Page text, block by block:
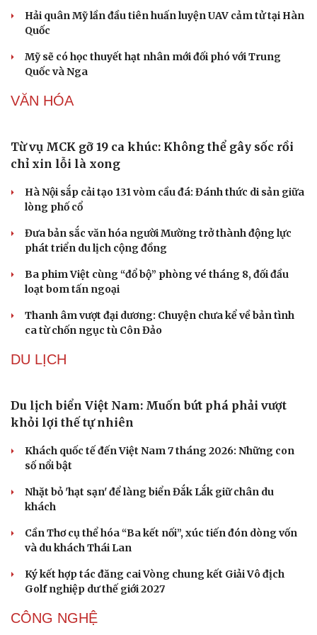
Vĩnh Long kiểm tra phát hiện 17 trường hợp kinh doanh
vàng, bạc, đá quý vi phạm
Giá bạc hôm nay: Giá bạc trong nước lên mức hơn 62
triệu đồng/kg
Giá vàng hôm nay 6/8: Vàng SJC tăng lên 140,3 - 143,3
QUÂN SỰ - QUỐC PHÒNG
Phê duyệt Kế hoạch bồi dưỡng kiến thức quốc
phòng và an ninh cho đối tượng 1
Bế mạc Vòng Chung kết Hội thao Công an Nhân dân
năm 2026
Tăng cường tuyên truyền, bảo vệ vững chắc biên giới
Việt Nam – Campuchia
Hải quân Mỹ lần đầu tiên huấn luyện UAV cảm tử tại Hàn
Quốc
Mỹ sẽ có học thuyết hạt nhân mới đối phó với Trung
VĂN HÓA
Từ vụ MCK gỡ 19 ca khúc: Không thể gây sốc rồi
chỉ xin lỗi là xong
Hà Nội sắp cải tạo 131 vòm cầu đá: Đánh thức di sản giữa
lòng phố cổ
Đưa bản sắc văn hóa người Mường trở thành động lực
phát triển du lịch cộng đồng
Ba phim Việt cùng “đổ bộ” phòng vé tháng 8, đối đầu
loạt bom tấn ngoại
Thanh âm vượt đại dương: Chuyện chưa kể về bản tình